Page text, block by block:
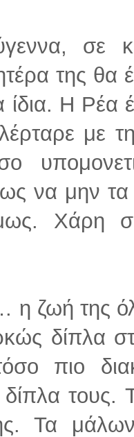
σε
της
Η Ρέα
με
να μην
Χάρη
η ζωή της
δίπλα
πιο
Τα